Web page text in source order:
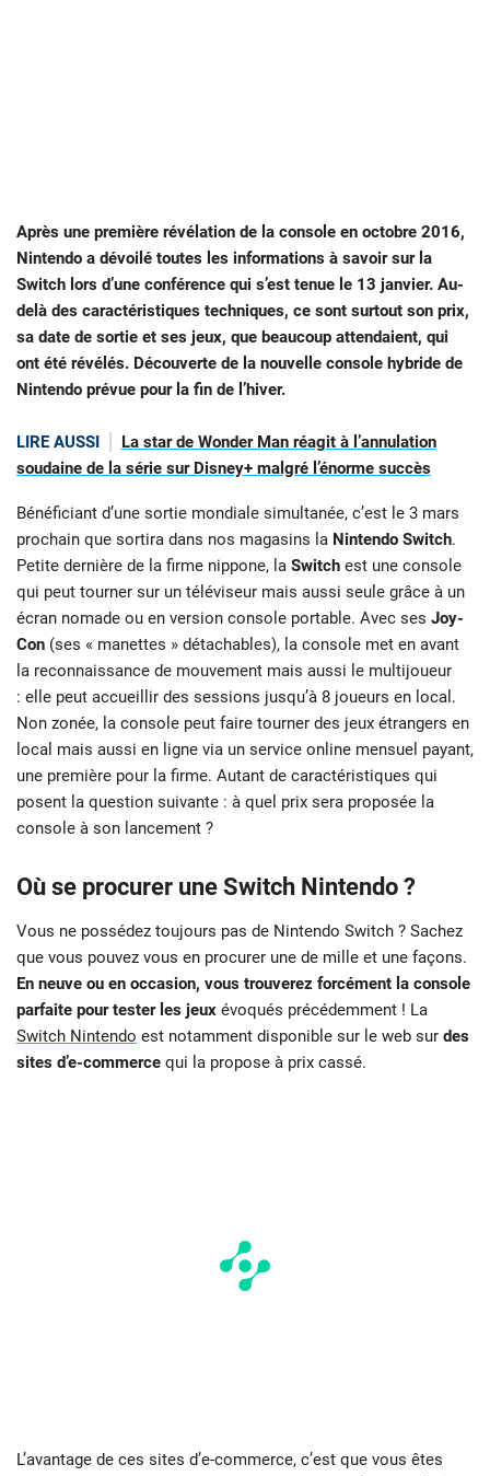
Après une première révélation de la console en octobre 2016,
Nintendo a dévoilé toutes les informations à savoir sur la
Switch lors d’une conférence qui s’est tenue le 13 janvier. Au-
delà des caractéristiques techniques, ce sont surtout son prix,
sa date de sortie et ses jeux, que beaucoup attendaient, qui
ont été révélés. Découverte de la nouvelle console hybride de
Nintendo prévue pour la fin de l’hiver.
LIRE AUSSI
La star de Wonder Man réagit à l’annulation
soudaine de la série sur Disney+ malgré l’énorme succès
Bénéficiant d’une sortie mondiale simultanée, c’est le 3 mars
prochain que sortira dans nos magasins la Nintendo Switch.
Petite dernière de la firme nippone, la Switch est une console
qui peut tourner sur un téléviseur mais aussi seule grâce à un
écran nomade ou en version console portable. Avec ses Joy-
Con (ses « manettes » détachables), la console met en avant
la reconnaissance de mouvement mais aussi le multijoueur
: elle peut accueillir des sessions jusqu’à 8 joueurs en local.
Non zonée, la console peut faire tourner des jeux étrangers en
local mais aussi en ligne via un service online mensuel payant,
une première pour la firme. Autant de caractéristiques qui
posent la question suivante : à quel prix sera proposée la
console à son lancement ?
Où se procurer une Switch Nintendo ?
Vous ne possédez toujours pas de Nintendo Switch ? Sachez
que vous pouvez vous en procurer une de mille et une façons.
En neuve ou en occasion, vous trouverez forcément la console
parfaite pour tester les jeux évoqués précédemment ! La
Switch Nintendo est notamment disponible sur le web sur des
sites d’e-commerce qui la propose à prix cassé.
L’avantage de ces sites d’e-commerce, c’est que vous êtes